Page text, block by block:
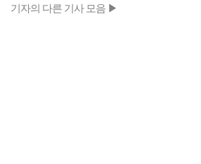
기자의 다른 기사 모음 ▶